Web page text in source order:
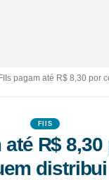
FIIs pagam até R$ 8,30 por
FIIS
até R$